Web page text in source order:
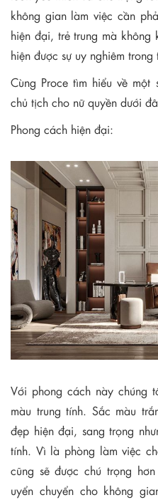
không gian làm việc cần
hiện đại, trẻ trung mà không
hiện được sự uy nghiêm
Cùng Proce tìm hiểu về
chủ tịch cho nữ quyền dưới
Phong cách hiện đại:
Với phong cách này chúng
màu trung tính. Sắc màu
đẹp hiện đại, sang trọng
tính. Vì là phòng làm việc
cũng sẽ được chú trọng
uyển chuyển cho không